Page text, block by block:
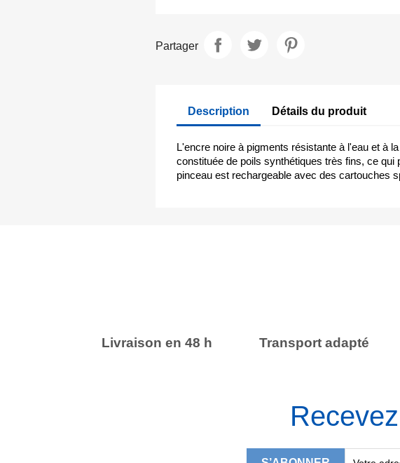
Partager
Description Détails du produit
L'encre noire à pigments résistante à l'eau et à
constituée de poils synthétiques très fins, ce
pinceau est rechargeable avec des cartouches
Livraison en 48 h Transport adapté